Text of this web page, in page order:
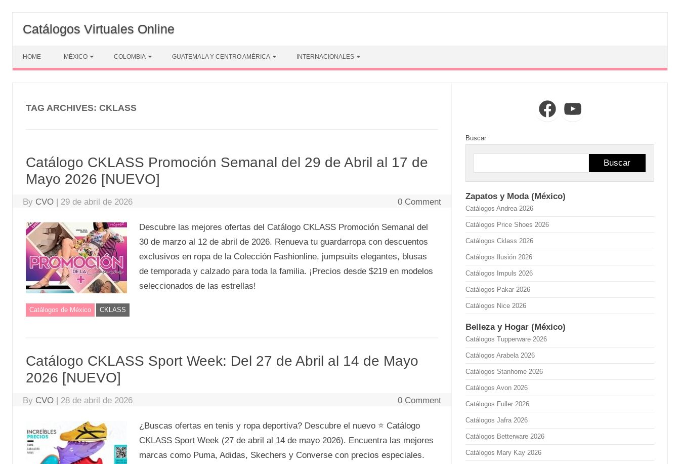
content
Catálogos Virtuales Online
HOME MÉXICO COLOMBIA GUATEMALA Y CENTRO AMÉRICA INTERNACIONALES
TAG ARCHIVES: CKLASS
Catálogo CKLASS Promoción Semanal del 29 de Abril al 17 de
Mayo 2026 [NUEVO]
By CVO | 29 de abril de 2026 0 Comment
Descubre las mejores ofertas del Catálogo CKLASS Promoción Semanal del
30 de marzo al 12 de abril de 2026. Renueva tu guardarropa con descuentos
exclusivos en ropa de la Colección Fashionline, jumpsuits elegantes, blusas
de temporada y calzado para toda la familia. ¡Precios desde $219 en modelos
seleccionados de las estrellas!
Catálogos de México CKLASS
Catálogo CKLASS Sport Week: Del 27 de Abril al 14 de Mayo
2026 [NUEVO]
By CVO | 28 de abril de 2026 0 Comment
¿Buscas ofertas en tenis y ropa deportiva? Descubre el nuevo ⭐ Catálogo
CKLASS Sport Week (27 de abril al 14 de mayo 2026). Encuentra las mejores
marcas como Puma, Adidas, Skechers y Converse con precios especiales.
FacebookYouTube
Buscar
Buscar
Zapatos y Moda (México)
Catálogos Andrea 2026
Catálogos Price Shoes 2026
Catálogos Cklass 2026
Catálogos Ilusión 2026
Catálogos Impuls 2026
Catálogos Pakar 2026
Catálogos Nice 2026
Belleza y Hogar (México)
Catálogos Tupperware 2026
Catálogos Arabela 2026
Catálogos Stanhome 2026
Catálogos Avon 2026
Catálogos Fuller 2026
Catálogos Jafra 2026
Catálogos Betterware 2026
Catálogos Mary Kay 2026